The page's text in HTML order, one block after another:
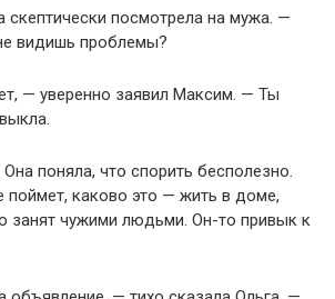
посмотрела на мужа. —
видишь проблемы?
— уверенно заявил Максим. — Ты
поняла, что спорить бесполезно.
поймет, каково это — жить в доме,
занят чужими людьми. Он-то привык к